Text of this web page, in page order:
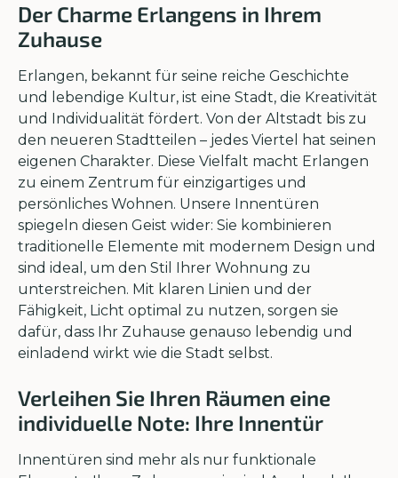
Der Charme Erlangens in Ihrem
Zuhause
Erlangen, bekannt für seine reiche Geschichte
und lebendige Kultur, ist eine Stadt, die Kreativität
und Individualität fördert. Von der Altstadt bis zu
den neueren Stadtteilen – jedes Viertel hat seinen
eigenen Charakter. Diese Vielfalt macht Erlangen
zu einem Zentrum für einzigartiges und
persönliches Wohnen. Unsere Innentüren
spiegeln diesen Geist wider: Sie kombinieren
traditionelle Elemente mit modernem Design und
sind ideal, um den Stil Ihrer Wohnung zu
unterstreichen. Mit klaren Linien und der
Fähigkeit, Licht optimal zu nutzen, sorgen sie
dafür, dass Ihr Zuhause genauso lebendig und
einladend wirkt wie die Stadt selbst.
Verleihen Sie Ihren Räumen eine
individuelle Note: Ihre Innentür
Innentüren sind mehr als nur funktionale